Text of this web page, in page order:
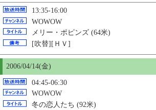
13:35-16:00
WOWOW
メリー・ポピンズ (64米)
[吹替][ＨＶ]
2006/04/14(金)
04:45-06:30
WOWOW
冬の恋人たち (92米)